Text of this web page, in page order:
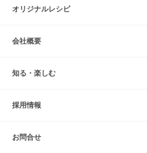
オリジナルレシピ
会社概要
知る・楽しむ
採​用​情​報
お問合せ